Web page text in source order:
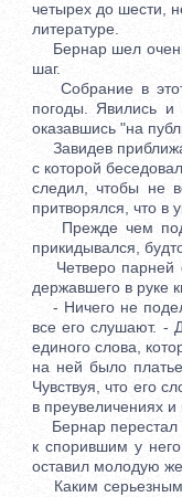
четырех до шести,
литературе.
Бернар шел очень
шаг.
Собрание в этот
погоды. Явились
оказавшись "на
Завидев
с которой
следил, чтобы не
притворялся, что в
Прежде чем
прикидывался,
Четверо парней
державшего в руке
- Ничего не
все его слушают. -
единого слова,
на ней было
Чувствуя, что его
в преувеличениях
Бернар перестал
к спорившим у
оставил молодую
Каким серьезным